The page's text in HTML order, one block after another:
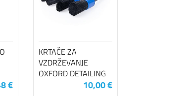
€
KRTAČE ZA
VZDRŽEVANJE
OXFORD DETAILING
10,00 €